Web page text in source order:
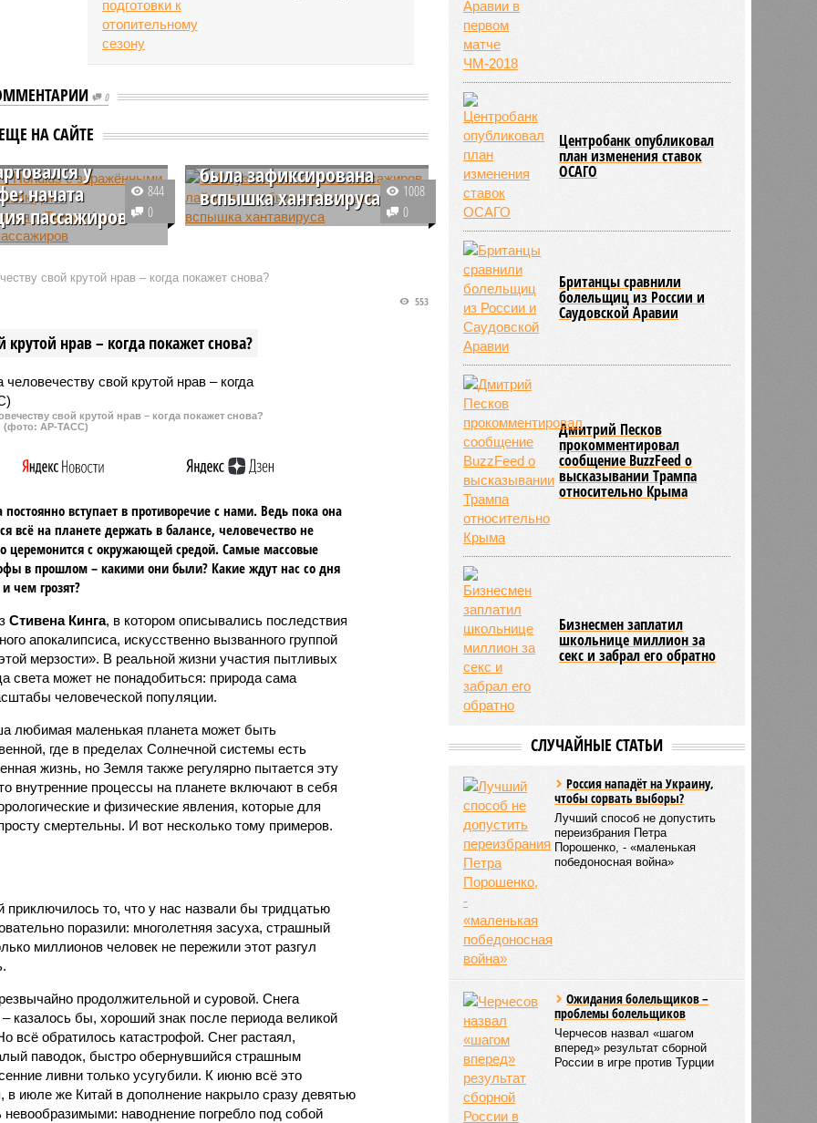
0
ЕЩЕ НА САЙТЕ
Hondius с
людьми
у
начата
пассажиров
MV Hondius,
на его
острова Тенерифе,
по высадке
844
0
СМИ узнали о поисках
была зафиксирована
вспышка хантавируса
Страны на разных континентах
Hondius, на борту которого была
1008
0
свой крутой нрав – когда покажет снова?
нрав – когда покажет снова?
553
свой крутой нрав – когда покажет снова?
(фото: АР-ТАСС)
постоянно вступает в противоречие с нами. Ведь пока она
всё на планете держать в балансе, человечество не
церемонится с окружающей средой. Самые массовые
в прошлом – какими они были? Какие ждут нас со дня
чем грозят?
Стивена Кинга, в котором описывались последствия
апокалипсиса, искусственно вызванного группой
мерзости». В реальной жизни участия пытливых
света может не понадобиться: природа сама
человеческой популяции.
любимая маленькая планета может быть
где в пределах Солнечной системы есть
жизнь, но Земля также регулярно пытается эту
внутренние процессы на планете включают в себя
и физические явления, которые для
смертельны. И вот несколько тому примеров.
то, что у нас назвали бы тридцатью
поразили: многолетняя засуха, страшный
миллионов человек не пережили этот разгул
продолжительной и суровой. Снега
казалось бы, хороший знак после периода великой
всё обратилось катастрофой. Снег растаял,
паводок, быстро обернувшийся страшным
ливни только усугубили. К июню всё это
в июле же Китай в дополнение накрыло сразу девятью
наводнение погребло под собой
Центробанк опубликовал
план изменения ставок
ОСАГО
Британцы сравнили
болельщиц из России и
Саудовской Аравии
Дмитрий Песков
прокомментировал
сообщение BuzzFeed о
высказывании Трампа
относительно Крыма
Бизнесмен заплатил
школьнице миллион за
секс и забрал его обратно
СЛУЧАЙНЫЕ СТАТЬИ
Россия нападёт на Украину,
чтобы сорвать выборы?
Лучший способ не допустить
переизбрания Петра
Порошенко, - «маленькая
победоносная война»
Ожидания болельщиков –
проблемы болельщиков
Черчесов назвал «шагом
вперед» результат сборной
России в игре против Турции